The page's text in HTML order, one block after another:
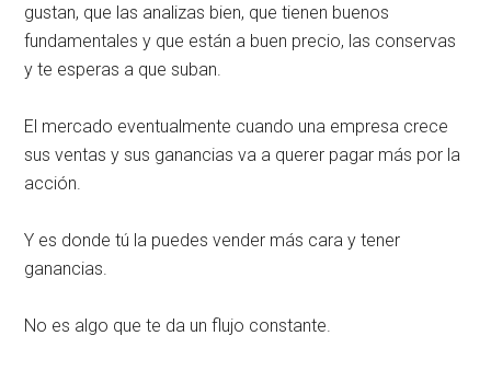
gustan, que las analizas bien, que tienen buenos
fundamentales y que están a buen precio, las conservas
y te esperas a que suban.
El mercado eventualmente cuando una empresa crece
sus ventas y sus ganancias va a querer pagar más por la
acción.
Y es donde tú la puedes vender más cara y tener
ganancias.
No es algo que te da un flujo constante.